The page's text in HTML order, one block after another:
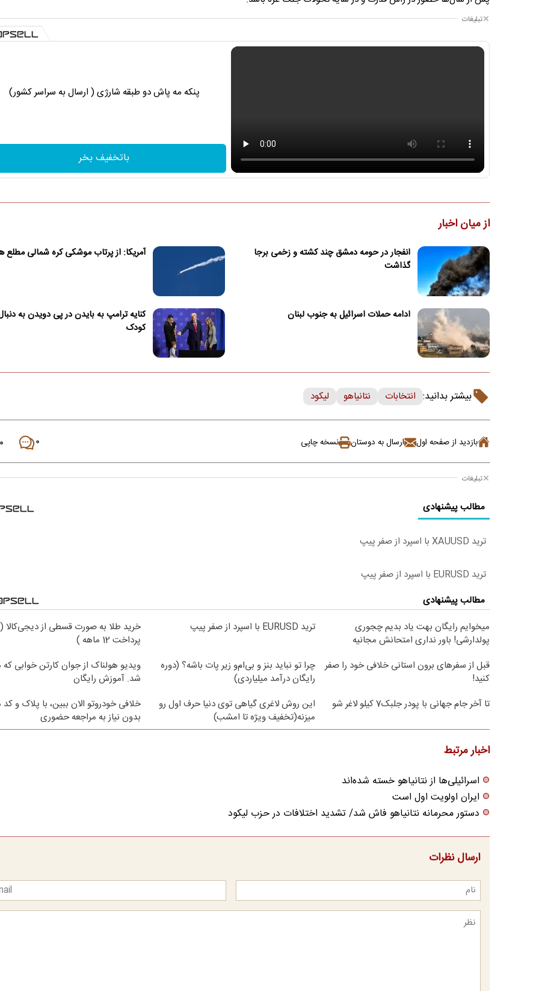
تبلیغات
پنکه مه پاش دو طبقه شارژی ( ارسال به سراسر کشور)
باتخفیف بخر
از میان اخبار
انفجار در حومه دمشق چند کشته و زخمی برجا
گذاشت
آمریکا: از پرتاب موشکی کره شمالی مطلع
ادامه حملات اسرائیل به جنوب لبنان
کنایه ترامپ به بایدن در پی دویدن به
کودک
بیشتر بدانید: انتخابات نتانیاهو لیکود
بازدید از صفحه اول ارسال به دوستان نسخه چاپی ۰ ۰
تبلیغات
مطالب پیشنهادی
ترید XAUUSD با اسپرد از صفر پیپ
ترید EURUSD با اسپرد از صفر پیپ
مطالب پیشنهادی
میخوایم رایگان بهت یاد بدیم چجوری
پولدارشی! باور نداری امتحانش مجانیه
ترید EURUSD با اسپرد از صفر پیپ
خرید طلا به صورت قسطی از دیجی‌کالا (
پرداخت 12 ماهه )
قبل از سفرهای برون استانی خلافی خود را صفر
کنید!
چرا تو نباید بنز و بی‌ام‌و زیر پات باشه؟ (دوره
رایگان درآمد میلیاردی)
ویدیو هولناک از جوان کارتن خوابی که
شد. آموزش رایگان
تا آخر جام جهانی با پودر جلبک7 کیلو لاغر شو
این روش لاغری گیاهی توی دنیا حرف اول رو
میزنه(تخفیف ویژه تا امشب)
خلافی خودروتو الان ببین، با پلاک و کد
بدون نیاز به مراجعه حضوری
اخبار مرتبط
اسرائیلی‌ها از نتانیاهو خسته شده‌اند
ایران اولویت اول است
دستور محرمانه نتانیاهو فاش شد/ تشدید اختلافات در حزب لیکود
ارسال نظرات